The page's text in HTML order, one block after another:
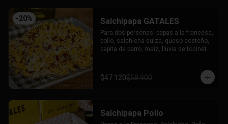
-20% Salchipapa GATALES
Para dos personas: papas a la francesa,
pollo, salchicha suiza, queso costeño,
papita de perro, maíz, lluvia de tocineta,
$47.120$58.900
Salchipapa Pollo